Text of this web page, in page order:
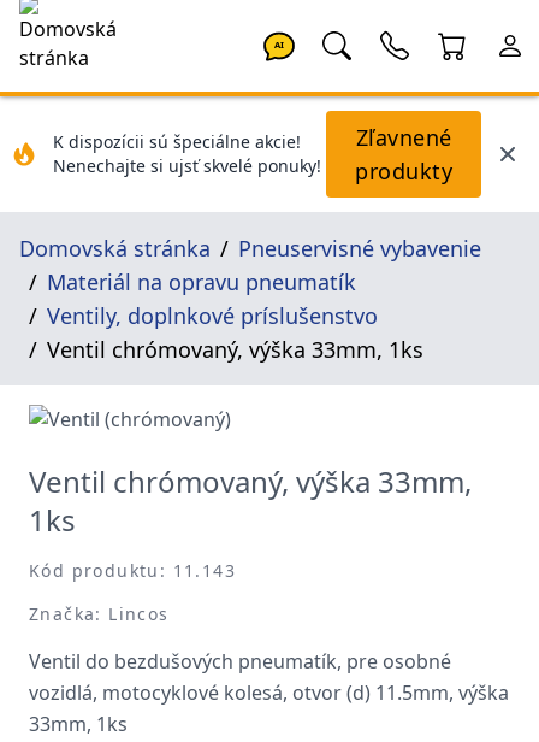
AI
K dispozícii sú špeciálne akcie!
Nenechajte si ujsť skvelé ponuky!
Zľavnené
produkty
Domovská stránka
Pneuservisné vybavenie
Materiál na opravu pneumatík
Ventily, doplnkové príslušenstvo
Ventil chrómovaný, výška 33mm, 1ks
Ventil chrómovaný, výška 33mm,
1ks
Kód produktu: 11.143
Značka: Lincos
Ventil do bezdušových pneumatík, pre osobné
vozidlá, motocyklové kolesá, otvor (d) 11.5mm, výška
33mm, 1ks